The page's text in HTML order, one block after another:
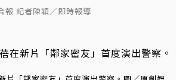
報 記者陳穎／即時報導